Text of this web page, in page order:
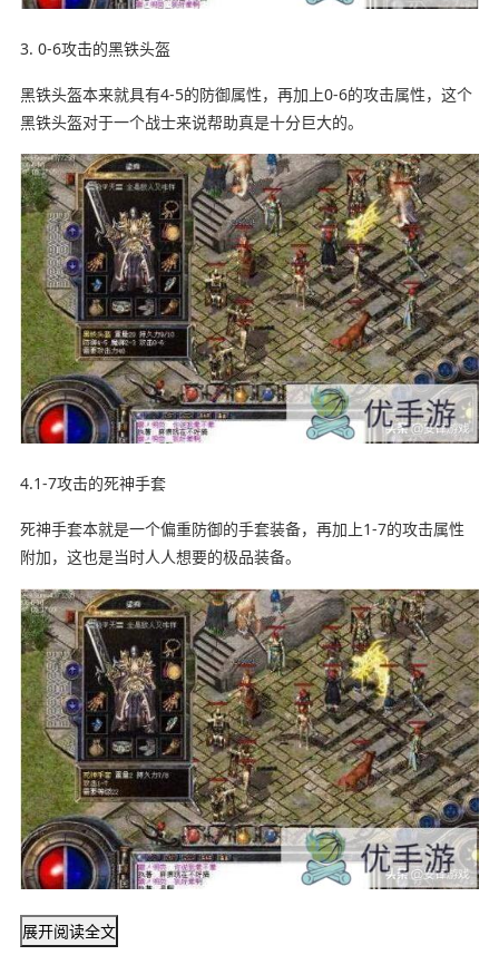
3. 0-6攻击的黑铁头盔
黑铁头盔本来就具有4-5的防御属性，再加上0-6的攻击属性，这个
黑铁头盔对于一个战士来说帮助真是十分巨大的。
4.1-7攻击的死神手套
死神手套本就是一个偏重防御的手套装备，再加上1-7的攻击属性
附加，这也是当时人人想要的极品装备。
展开阅读全文